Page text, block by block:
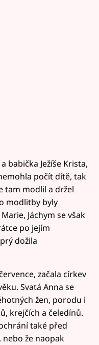
babička Ježíše Krista,
počít dítě, tak
tam modlil a držel
modlitby byly
Jáchym se však
po jejím
dožila
začala církev
Svatá Anna se
žen, porodu i
krejčích a čeledínů.
také před
že naopak